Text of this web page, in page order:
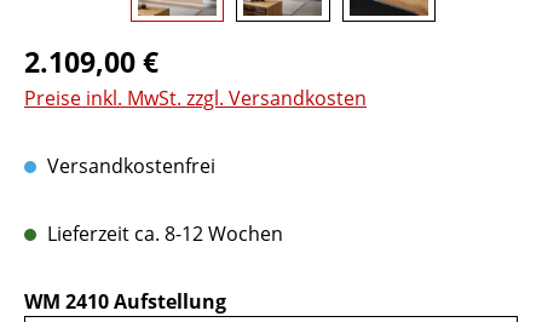
Regulärer Preis:
2.109,00 €
Preise inkl. MwSt. zzgl. Versandkosten
Versandkostenfrei
Lieferzeit ca. 8-12 Wochen
WM 2410 Aufstellungauswählen